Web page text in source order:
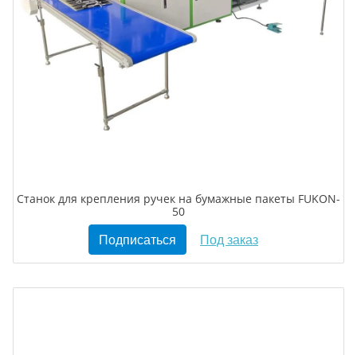
Станок для крепления ручек на бумажные пакеты FUKON-
50
Подписаться Под заказ